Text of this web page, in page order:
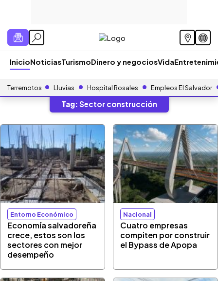
InicioNoticiasTurismoDinero y negociosVida
Terremotos Lluvias Hospital Rosales Empleos El Salvador
Tag: Sector construcción
Entorno Económico
Economía salvadoreña
crece, estos son los
sectores con mejor
desempeño
Nacional
Cuatro empresas
compiten por construir
el Bypass de Apopa